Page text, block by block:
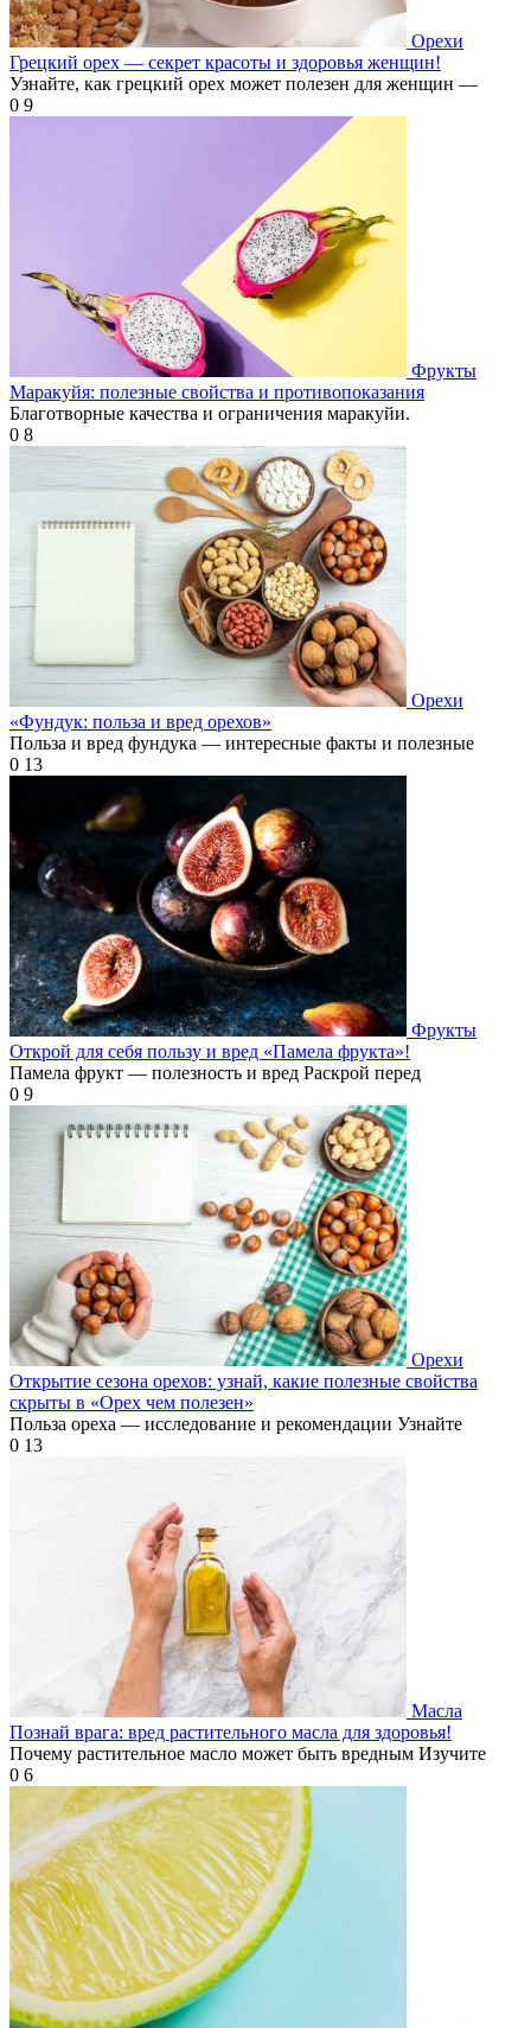
Орехи
Грецкий орех — секрет красоты и здоровья женщин!
Узнайте, как грецкий орех может полезен для женщин —
0 9
Фрукты
Маракуйя: полезные свойства и противопоказания
Благотворные качества и ограничения маракуйи.
0 8
Орехи
«Фундук: польза и вред орехов»
Польза и вред фундука — интересные факты и полезные
0 13
Фрукты
Открой для себя пользу и вред «Памела фрукта»!
Памела фрукт — полезность и вред Раскрой перед
0 9
Орехи
Открытие сезона орехов: узнай, какие полезные свойства
скрыты в «Орех чем полезен»
Польза ореха — исследование и рекомендации Узнайте
0 13
Масла
Познай врага: вред растительного масла для здоровья!
Почему растительное масло может быть вредным Изучите
0 6